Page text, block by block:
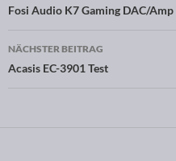
Fosi Audio K7 Gaming DAC/Amp
NÄCHSTER BEITRAG
Acasis EC-3901 Test